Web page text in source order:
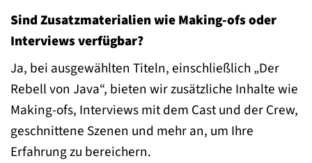
Sind Zusatzmaterialien wie Making-ofs oder
Interviews verfügbar?
Ja, bei ausgewählten Titeln, einschließlich „Der
Rebell von Java“, bieten wir zusätzliche Inhalte wie
Making-ofs, Interviews mit dem Cast und der Crew,
geschnittene Szenen und mehr an, um Ihre
Erfahrung zu bereichern.